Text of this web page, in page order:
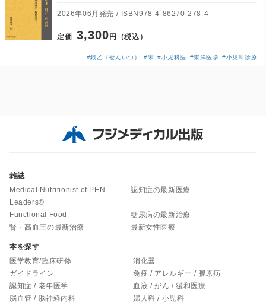
2026年06月発売 ISBN978-4-86270-278-4
定価 3,300 円（税込）
#銭乙（せんいつ） #宋 #小児科医 #東洋医学 #小児科診療
雑誌
Medical Nutritionist of PEN
Leaders®
認知症の最新医療
Functional Food
糖尿病の最新治療
腎・高血圧の最新治療
最新女性医療
本を探す
医学教育/臨床研修
ガイドライン
認知症 / 老年医学
脳血管 / 脳神経内科
消化器
免疫 / アレルギー / 膠原病
血液 / がん / 緩和医療
婦人科 / 小児科